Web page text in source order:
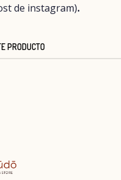
de instagram).
PRODUCTO